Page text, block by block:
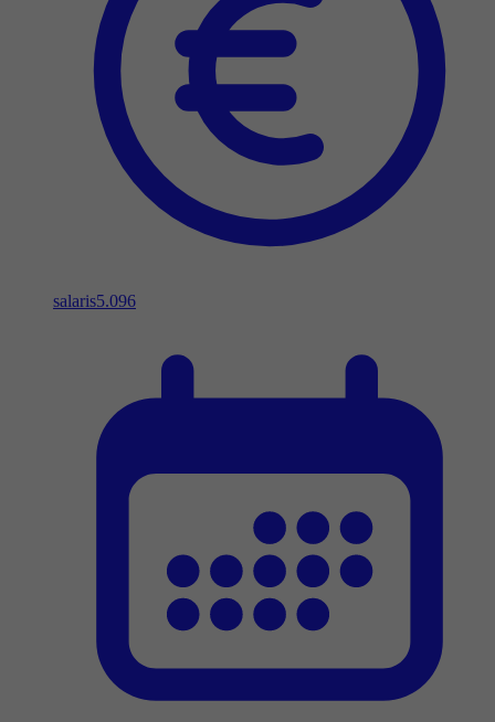
salaris5.096